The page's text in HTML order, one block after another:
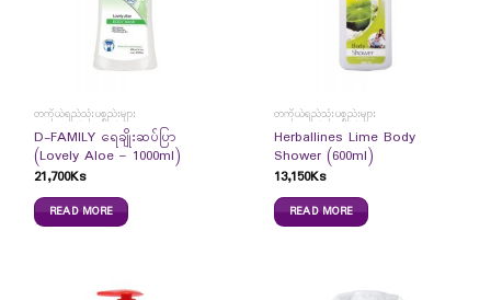
တကိုယ်ရည်သုံးပစ္စည်းများ
D-FAMILY ရေချိုးဆပ်ပြာ
(Lovely Aloe – 1000ml)
21,700Ks
READ MORE
တကိုယ်ရည်သုံးပစ္စည်းများ
Herballines Lime Body
Shower (600ml)
13,150Ks
READ MORE